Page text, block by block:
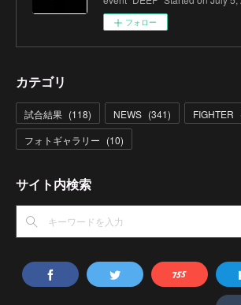
フォロー
カテゴリ
試合結果 (118) NEWS (341) FIGHTER
フォトギャラリー (10)
サイト内検索